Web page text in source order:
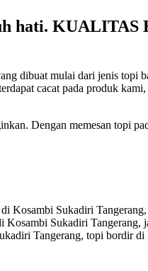
hati.
dibuat mulai dari jenis topi
cacat pada produk
Dengan memesan topi
Sukadiri
Sukadiri
Tangerang, topi bordir